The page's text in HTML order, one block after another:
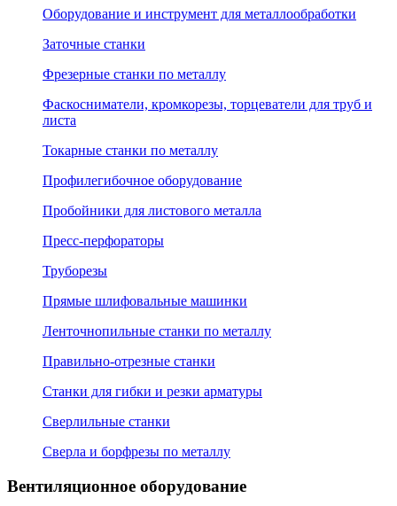
Оборудование и инструмент для металлообработки
Заточные станки
Фрезерные станки по металлу
Фаскосниматели, кромкорезы, торцеватели для труб и
листа
Токарные станки по металлу
Профилегибочное оборудование
Пробойники для листового металла
Пресс-перфораторы
Труборезы
Прямые шлифовальные машинки
Ленточнопильные станки по металлу
Правильно-отрезные станки
Станки для гибки и резки арматуры
Сверлильные станки
Сверла и борфрезы по металлу
Вентиляционное оборудование